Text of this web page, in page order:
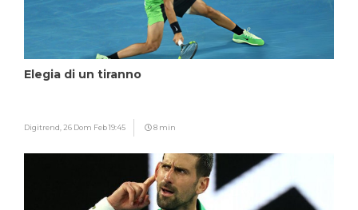
Elegia di un tiranno
Digitrend, 26 Dom Feb 19:45 8 min